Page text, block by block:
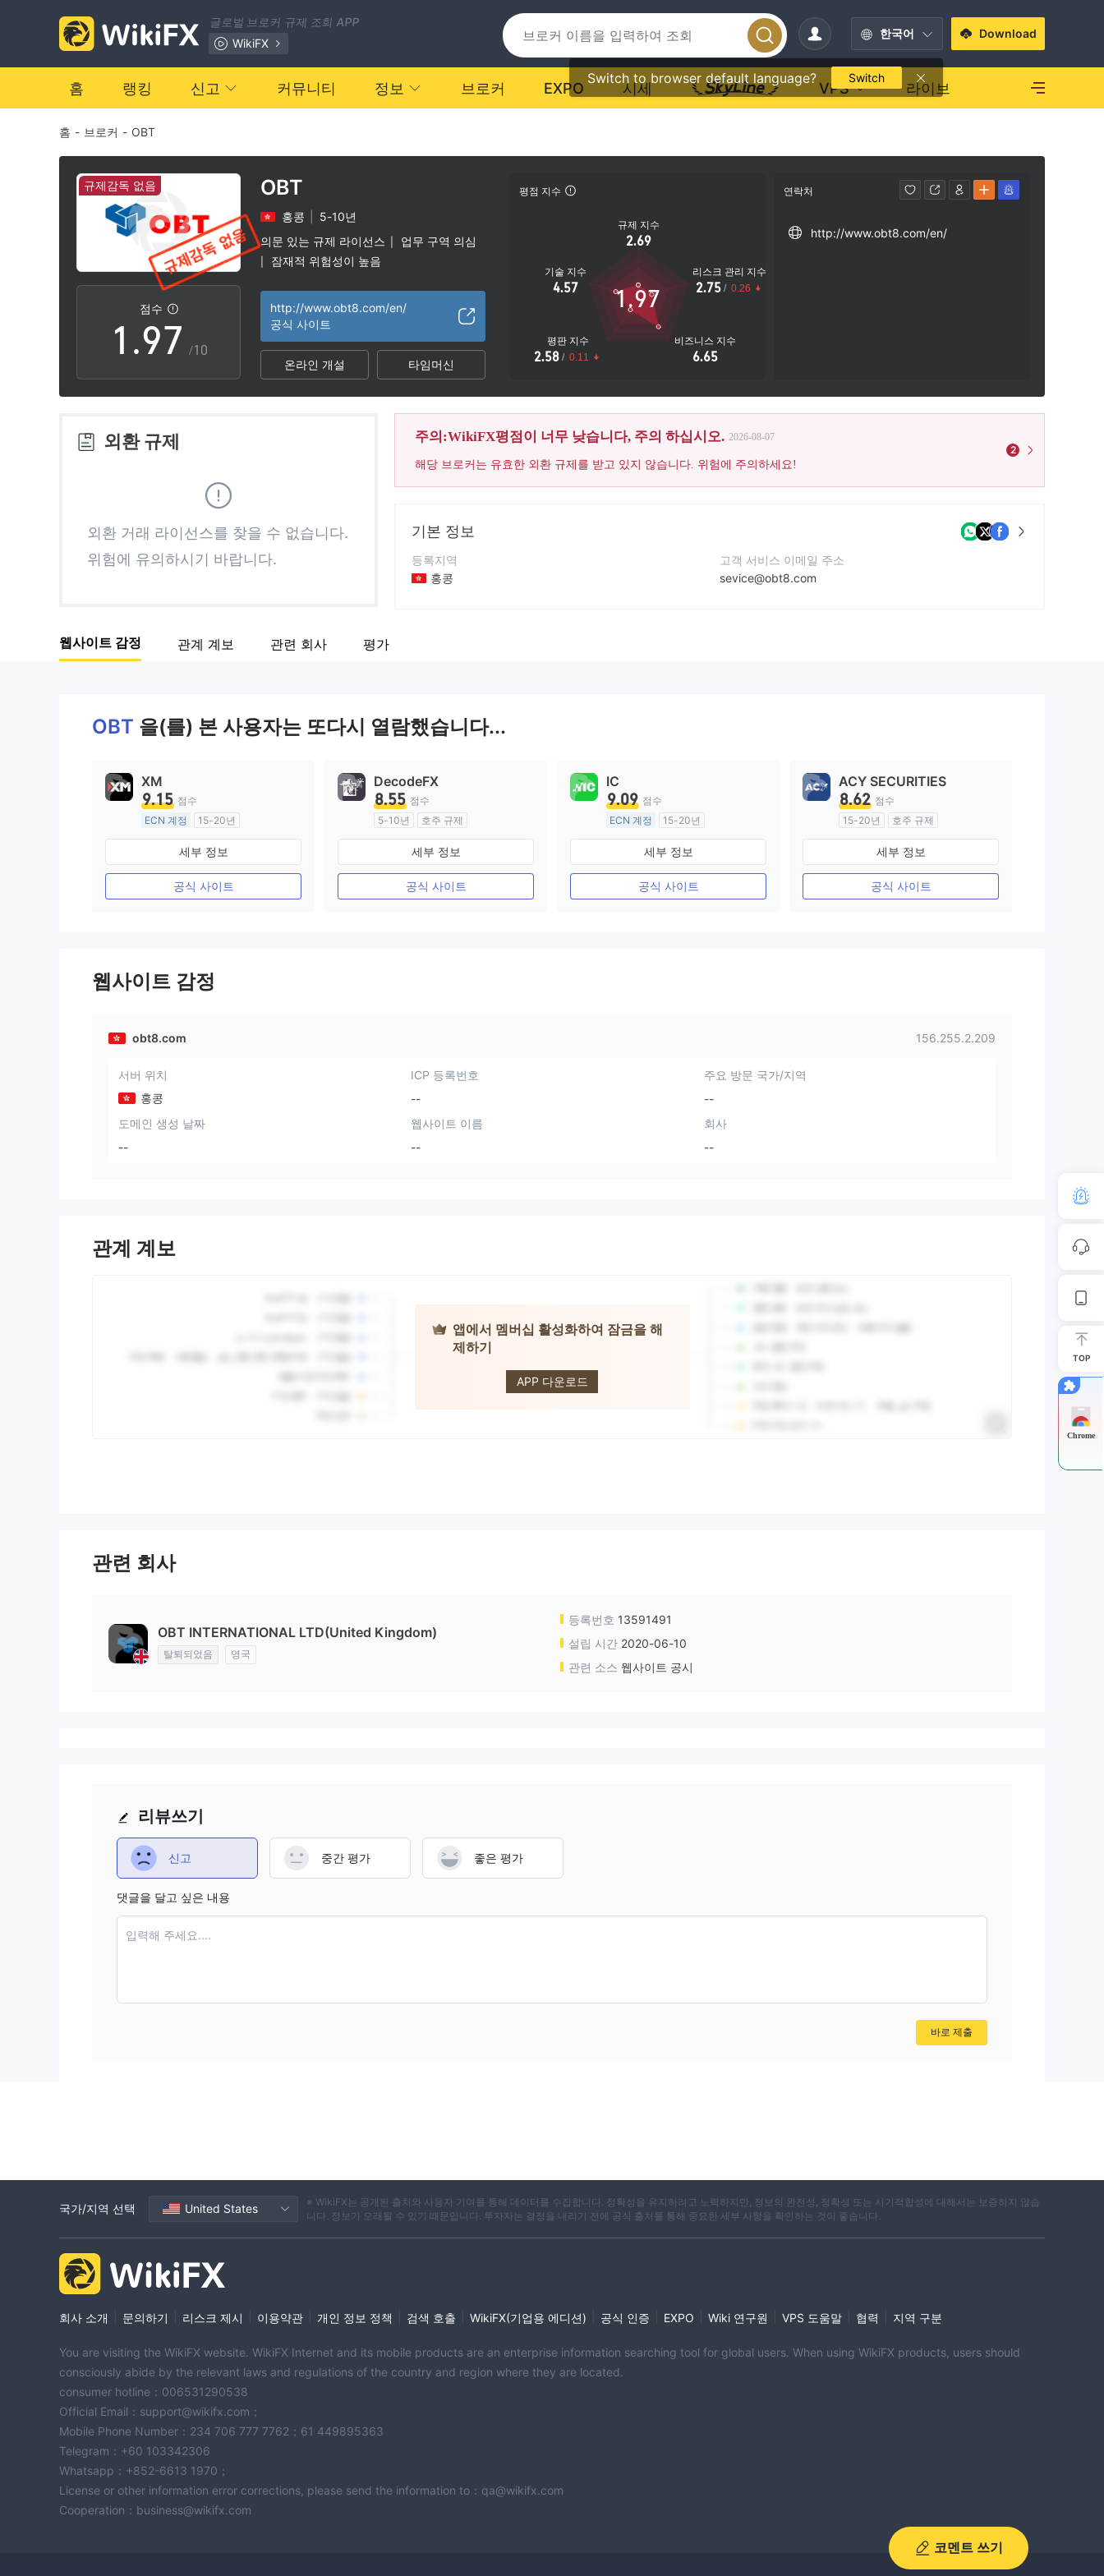
글로벌 브로커 규제 조회 APP
WikiFX
한국어
Switch to browser default language? Switch
Download
홈 랭킹 신고 커뮤니티 정보 브로커 EXPO 시세 VPS 라이브
홈 - 브로커 - OBT
규제감독 없음
점수
0
1
2
3
5
6
7
8
9
.
3
4
5
6
7
8
9
1
2
3
5
6
7
8
9
/10
OBT
홍콩
5-10년
의문 있는 규제 라이선스
업무 구역 의심
잠재적 위험성이 높음
http://www.obt8.com/en/
공식 사이트
온라인 개설 타임머신
평점 지수
규제 지수
2.69
기술 지수
4.57
평판 지수
2.58 / 0.11
비즈니스 지수
6.65
리스크 관리 지수
2.75 / 0.26
1.97
연락처
http://www.obt8.com/en/
외환 규제
외환 거래 라이선스를 찾을 수 없습니다.
위험에 유의하시기 바랍니다.
주의:WikiFX평점이 너무 낮습니다, 주의 하십시오. 2026-08-07
해당 브로커는 유효한 외환 규제를 받고 있지 않습니다. 위험에 주의하세요!
2
기본 정보
등록지역
홍콩
고객 서비스 이메일 주소
sevice@obt8.com
웹사이트 감정 관계 계보 관련 회사 평가
OBT 을(를) 본 사용자는 또다시 열람했습니다...
XM
9.15 점수
ECN 계정
15-20년
호주 규제
외환 거래 라이선스 (MM)
마스터 레이블 MT4
세부 정보
공식 사이트
DecodeFX
8.55 점수
5-10년
호주 규제
외환 거래 라이선스 (MM)
마스터 레이블 MT4
세부 정보
공식 사이트
IC
9.09 점수
ECN 계정
15-20년
호주 규제
외환 거래 라이선스 (MM)
마스터 레이블 MT4
세부 정보
공식 사이트
ACY SECURITIES
8.62 점수
15-20년
호주 규제
외환 거래 라이선스 (MM)
마스터 레이블 MT4
세부 정보
공식 사이트
웹사이트 감정
obt8.com 156.255.2.209
서버 위치
홍콩
ICP 등록번호
--
주요 방문 국가/지역
--
도메인 생성 날짜
--
웹사이트 이름
--
회사
--
관계 계보
앱에서 멤버십 활성화하여 잠금을 해
제하기
APP 다운로드
관련 회사
OBT INTERNATIONAL LTD(United Kingdom)
탈퇴되었음 영국
등록번호 13591491
설립 시간 2020-06-10
관련 소스 웹사이트 공시
리뷰쓰기
신고 중간 평가 좋은 평가
댓글을 달고 싶은 내용
입력해 주세요....
바로 제출
코멘트 쓰기
TOP
Chrome
국가/지역 선택 United States
※ WikiFX는 공개된 출처와 사용자 기여를 통해 데이터를 수집합니다. 정확성을 유지하려고 노력하지만, 정보의 완전성, 정확성 또는 시기적합성에 대해서는 보증하지 않습
니다. 정보가 오래될 수 있기 때문입니다. 투자자는 결정을 내리기 전에 공식 출처를 통해 중요한 세부 사항을 확인하는 것이 좋습니다.
회사 소개 문의하기 리스크 제시 이용약관 개인 정보 정책 검색 호출 WikiFX(기업용 에디션) 공식 인증 EXPO Wiki 연구원 VPS 도움말 협력 지역 구분
You are visiting the WikiFX website. WikiFX Internet and its mobile products are an enterprise information searching tool for global users. When using WikiFX products, users should
consciously abide by the relevant laws and regulations of the country and region where they are located.
consumer hotline：006531290538
Official Email：support@wikifx.com；
Mobile Phone Number：234 706 777 7762；61 449895363
Telegram：+60 103342306
Whatsapp：+852-6613 1970；
License or other information error corrections, please send the information to：qa@wikifx.com
Cooperation：business@wikifx.com